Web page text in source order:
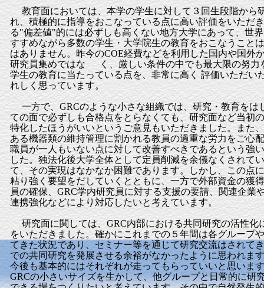
教育面においては、本学の学生に対して３回生段階から
れ、積極的に指導をおこなっている点に高い評価をいただ
る"偏差値"的には必ずしも高くない地方大学にあって、世
すすめながら多数の学生・大学院生の教育をおこなうこと
はありません。昨今のCOE経費などを利用した国内や国外
研究員集めではな く、厳しい条件の中でも最大限の努力
学生の教育に当たっている点を、非常に高く 評価いただい
れしく思っています。
一方で、GRCのような小さな組織では、研究・教育をは
ての面で必ずしも合格点をとらなくても、研究面など当初
特化したほうがいいというご意見もいただきました。また
ある機器類の維持管理に割かれる教員の過重な労力をご心
職員が一人もいない点に対して改善すべきであるという強
した。独法化後大学全体として定員削減を余儀なくされて
て、その実現はなかなか困難であります。しかし、この点
粘り強く要望をだしていくとともに、一方で外部資金の獲
員の確保、GRC学内研究員に対する支援の要請、関連企業
連携強化などにより対応したいと考えています。
研究面に関しては、GRC内部における共同研究の活性化
をいただきました。確かにこれまでの５年間は各グループ
てきた状況であり、セミナー等を通じて研究交流はされて
での共同研究を発展させる余裕がなかったように思われま
今後も基本的にはそれぞれが走ってもらっていいと思いま
GRCの小さいサイズを生かして、他グループと日常的に研